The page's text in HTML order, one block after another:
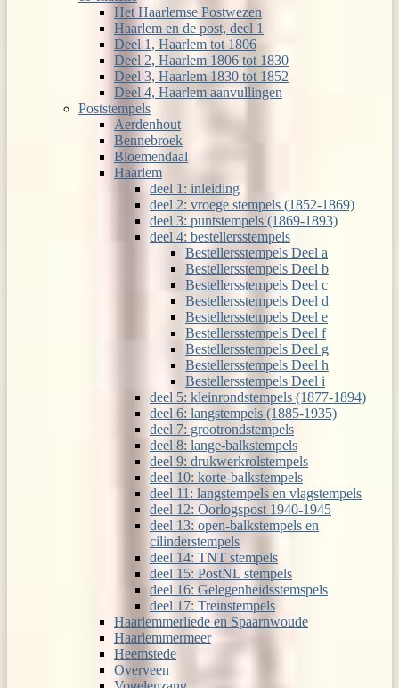
Het Haarlemse Postwezen
Haarlem en de post, deel 1
Deel 1, Haarlem tot 1806
Deel 2, Haarlem 1806 tot 1830
Deel 3, Haarlem 1830 tot 1852
Deel 4, Haarlem aanvullingen
Poststempels
Aerdenhout
Bennebroek
Bloemendaal
Haarlem
deel 1: inleiding
deel 2: vroege stempels (1852-1869)
deel 3: puntstempels (1869-1893)
deel 4: bestellersstempels
Bestellersstempels Deel a
Bestellersstempels Deel b
Bestellersstempels Deel c
Bestellersstempels Deel d
Bestellersstempels Deel e
Bestellersstempels Deel f
Bestellersstempels Deel g
Bestellersstempels Deel h
Bestellersstempels Deel i
deel 5: kleinrondstempels (1877-1894)
deel 6: langstempels (1885-1935)
deel 7: grootrondstempels
deel 8: lange-balkstempels
deel 9: drukwerkrolstempels
deel 10: korte-balkstempels
deel 11: langstempels en vlagstempels
deel 12: Oorlogspost 1940-1945
deel 13: open-balkstempels en
cilinderstempels
deel 14: TNT stempels
deel 15: PostNL stempels
deel 16: Gelegenheidsstemspels
deel 17: Treinstempels
Haarlemmerliede en Spaarnwoude
Haarlemmermeer
Heemstede
Overveen